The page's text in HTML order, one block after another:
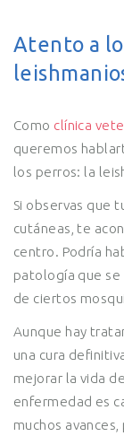
Atento a
Como clínica
queremos
los perros: la
Si observas que
cutáneas, te
centro. Podría
patología que se
de ciertos
Aunque hay
una cura
mejorar la vida
enfermedad es
muchos